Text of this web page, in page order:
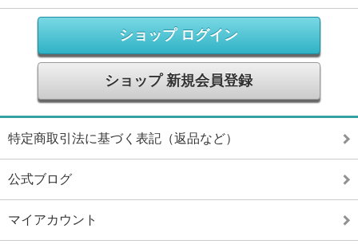
ショップ ログイン
ショップ 新規会員登録
特定商取引法に基づく表記（返品など）
公式ブログ
マイアカウント